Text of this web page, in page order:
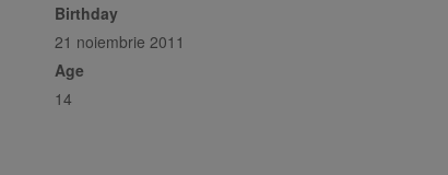
Birthday
21 noiembrie 2011
Age
14